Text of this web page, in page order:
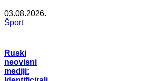
03.08.2026.
Šport
Ruski
neovisni
mediji: